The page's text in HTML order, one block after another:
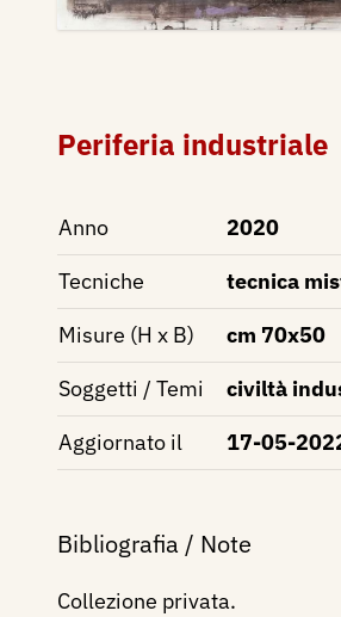
Periferia industriale
Anno
2020
Tecniche
tecnica
Misure (H x B)
cm 70x50
Soggetti / Temi
civiltà
Aggiornato il
17-05-
Bibliografia / Note
Collezione privata.